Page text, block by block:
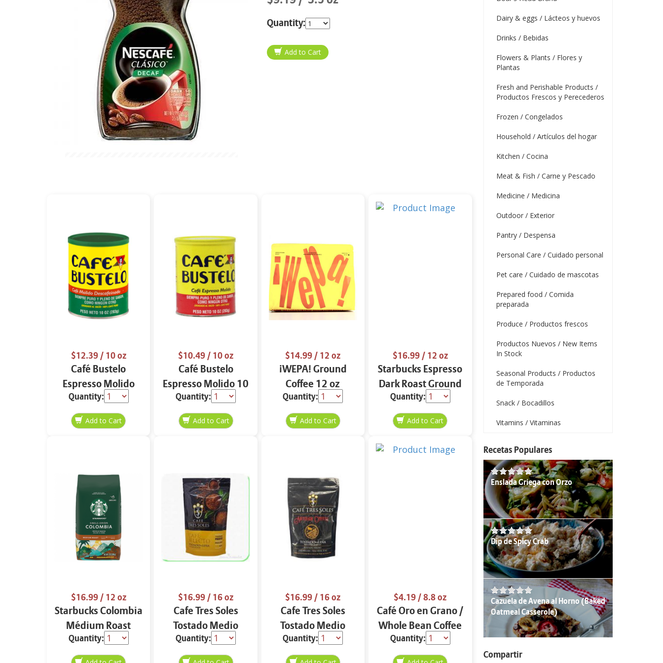
Quantity:
$12.39/ 10 oz
Café Bustelo
Espresso Molido
Decafeinado 10 oz
Quantity:
$10.49/ 10 oz
Café Bustelo
Espresso Molido 10
oz
Quantity:
$14.99/ 12 oz
¡WEPA! Ground
Coffee 12 oz
Quantity:
$16.99/ 12 oz
Starbucks Espresso
Dark Roast Ground
Coffee 12 oz
Quantity:
$16.99/ 12 oz
Starbucks Colombia
Médium Roast
Ground Coffee 12
oz
Quantity:
$16.99/ 16 oz
Cafe Tres Soles
Tostado Medio
Grano 16 oz
Quantity:
$16.99/ 16 oz
Cafe Tres Soles
Tostado Medio
Molido 16 oz
Quantity:
$4.19/ 8.8 oz
Café Oro en Grano /
Whole Bean Coffee
8.8 oz
Quantity:
Dairy & eggs / Lácteos y huevos
Drinks / Bebidas
Flowers & Plants / Flores y
Plantas
Fresh and Perishable Products /
Productos Frescos y Perecederos
Frozen / Congelados
Household / Artículos del hogar
Kitchen / Cocina
Meat & Fish / Carne y Pescado
Medicine / Medicina
Outdoor / Exterior
Pantry / Despensa
Personal Care / Cuidado personal
Pet care / Cuidado de mascotas
Prepared food / Comida
preparada
Produce / Productos frescos
Productos Nuevos / New Items
In Stock
Seasonal Products / Productos
de Temporada
Snack / Bocadillos
Vitamins / Vitaminas
Recetas Populares
Enslada Griega con Orzo
Dip de Spicy Crab
Cazuela de Avena al Horno (Baked
Oatmeal Casserole)
Compartir